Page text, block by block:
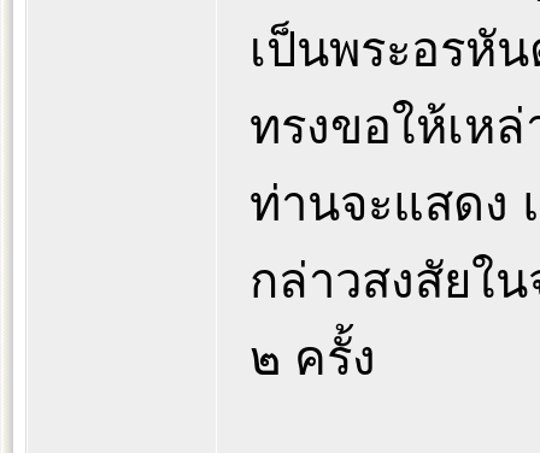
เป็นพระอรหั
ทรงขอให้เห
ท่านจะแสดง
กล่าวสงสัยใ
๒ ครั้ง